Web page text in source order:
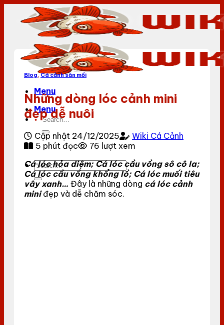
Menu
Menu
Blog,Cá cảnh săn mồi
Những dòng lóc cảnh mini
đẹp dễ nuôi
Cập nhật 24/12/2025
Wiki Cá Cảnh
5 phút đọc
76 lượt xem
Cá lóc hỏa diệm; Cá lóc cầu vồng sô cô la;
Cá lóc cầu vồng khổng lồ; Cá lóc muối tiêu
vây xanh… Đây là những dòng cá lóc cảnh
miniđẹp và dễ chăm sóc.